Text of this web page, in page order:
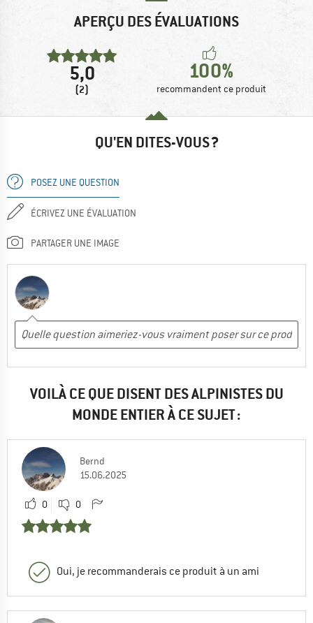
APERÇU DES ÉVALUATIONS
5,0
(2)
100%
recommandent ce produit
QU'EN DITES-VOUS ?
POSEZ UNE QUESTION
ÉCRIVEZ UNE ÉVALUATION
PARTAGER UNE IMAGE
VOILÀ CE QUE DISENT DES ALPINISTES DU
MONDE ENTIER À CE SUJET :
Bernd
15.06.2025
0 0
Oui, je recommanderais ce produit à un ami